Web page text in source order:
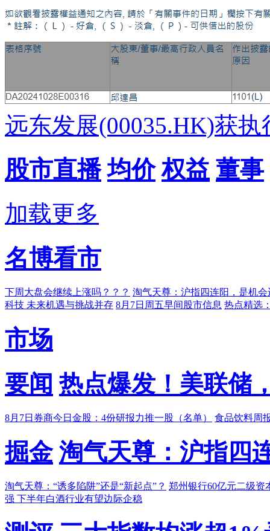
远东发展(00035.HK)获
股市直播 均价 权益 董事
加载更多
名博看市
下周大盘会继续上涨吗？？？ 淘气天尊：沪指四连阳，是机
科技 未来机遇与挑战并存 8月7日周五早间股市信息 热点精选
市场
要闻 热点爆发！美联储
8月7日券商今日金股：4份研报力推一股（名单） 食品饮料周
掘金 淘气天尊：沪指四
淘气天尊：“诱多陷阱”还是“新起点”？ 郑州银行60亿元二级资
强 下半年白酒行业有望边际企稳